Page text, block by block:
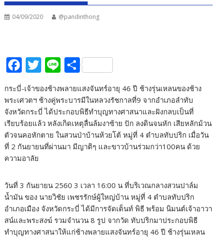
04/09/2020 @pandinthong
F
ac
e
b
o
o
k
T
w
itt
er
Li
e
S
ar
e
กระบี่-เจ้าของช้างพลายแสงจันทร์อายุ 46 ปี ช้างรุ่นเหลนของช้าง
พระเศวตฯ ช้างคู่พระบารมีในหลวงรัชกาลที่9 จากอำเภอลำทับ
จังหวัดกระบี่ ได้ประกอบพิธีทำบุญทางศาสนาและฝังกลบเป็นที่
เรียบร้อยแล้ว หลังเกิดเหตุลื่นล้มงาซ้าย ปัก ลงดินจนหัก เสียหลักม้วน
ตัวจนคอหักตาย ในสวนป่าบ้านห้วยโต้ หมู่ที่ 4 ตำบลทับปริก เมื่อวัน
ที่ 2 กันยายนที่ผ่านมา มีญาติๆ และขาวบ้านร่วมกว่า100คน ด้วย
ความอาลัย
วันที่ 3 กันยายน 2560 3 เวลา 16:00 น ที่บริเวณกลางสวนปาล์ม
น้ำมัน ของ นายวิชัย เพชรรักษ์ผู้ใหญ่บ้าน หมู่ที่ 4 ตำบลทับปริก
อำเภอเมือง จังหวัดกระบี่ ได้มีการจัดเต็นท์ พิธี พร้อม นิมนต์เจ้าอาวา
สน์และพระสงฆ์ รวมจำนวน 8 รูป จากวัด ทับปริกมาประกอบพิธี
ทำบุญทางศาสนาให้แก่ช้างพลายแสงจันทร์อายุ 46 ปี ช้างรุ่นเหลน